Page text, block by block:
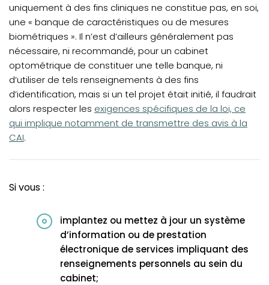
uniquement à des fins cliniques ne constitue pas, en soi,
une « banque de caractéristiques ou de mesures
biométriques ». Il n’est d’ailleurs généralement pas
nécessaire, ni recommandé, pour un cabinet
optométrique de constituer une telle banque, ni
d’utiliser de tels renseignements à des fins
d’identification, mais si un tel projet était initié, il faudrait
alors respecter les (opens in a new tab)
exigences spécifiques de la loi, ce
qui implique notamment de transmettre des avis à la
CAI.
Si vous :
implantez ou mettez à jour un système
d’information ou de prestation
électronique de services impliquant des
renseignements personnels au sein du
cabinet;